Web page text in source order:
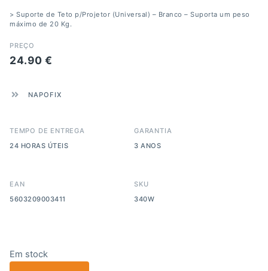
> Suporte de Teto p/Projetor (Universal) – Branco – Suporta um peso
máximo de 20 Kg.
PREÇO
24.90 €
NAPOFIX
TEMPO DE ENTREGA
24 HORAS ÚTEIS
GARANTIA
3 ANOS
EAN
5603209003411
SKU
340W
Em stock